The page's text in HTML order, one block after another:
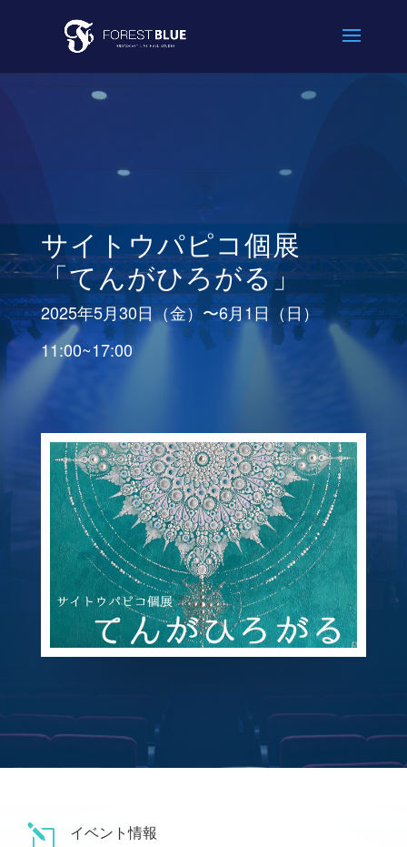
サイトウパピコ個展
「てんがひろがる」
2025年5月30日（金）〜6月1日（日）
11:00~17:00
l イベント情報